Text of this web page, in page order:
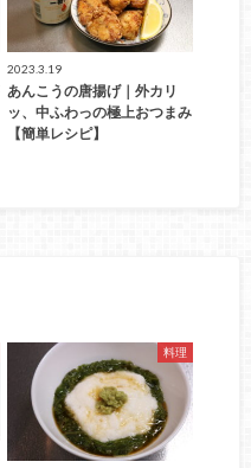
2023.3.19
あんこうの唐揚げ｜外カリ
ッ、中ふわっの極上おつまみ
【簡単レシピ】
料理